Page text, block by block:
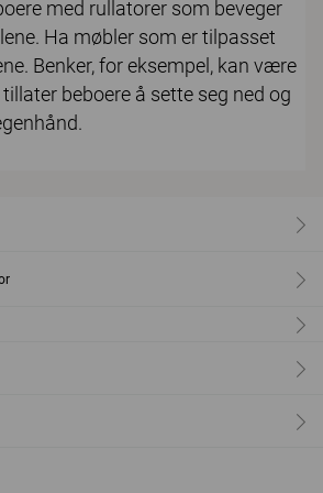
med rullatorer som beveger
Ha møbler som er tilpasset
Benker, for eksempel, kan være
beboere å sette seg ned og